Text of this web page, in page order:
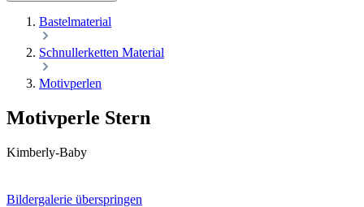
Bastelmaterial
Schnullerketten Material
Motivperlen
Motivperle Stern
Kimberly-Baby
Bildergalerie überspringen